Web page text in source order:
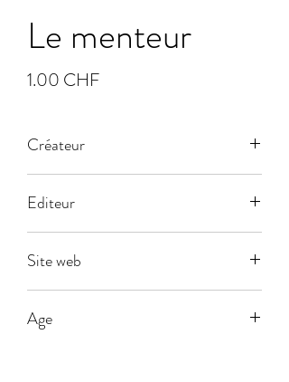
Le menteur
1.00 CHFPrix
Créateur
Editeur
Site web
Age